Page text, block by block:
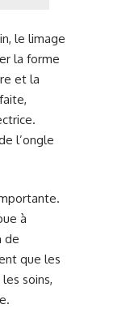
le limage
la forme
et la
l’ongle
à
de
que les
soins,